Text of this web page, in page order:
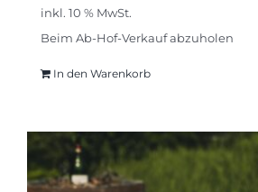
inkl. 10 % MwSt.
Beim Ab-Hof-Verkauf abzuholen
In den Warenkorb